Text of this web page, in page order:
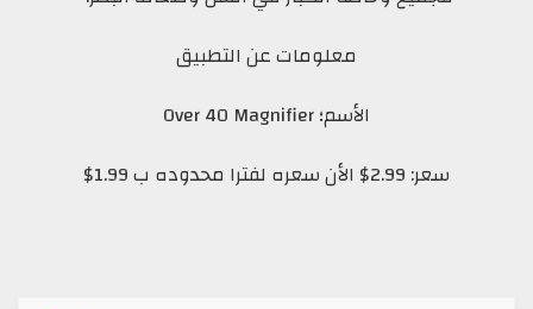
معلومات عن التطبيق
الأسم؛ Over 40 Magnifier
سعر: 2.99$ الأن سعره لفترا محدوده ب 1.99$